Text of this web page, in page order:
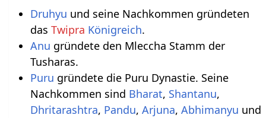
Druhyu und seine Nachkommen gründeten
das Twipra Königreich.
Anu gründete den Mleccha Stamm der
Tusharas.
Puru gründete die Puru Dynastie. Seine
Nachkommen sind Bharat, Shantanu,
Dhritarashtra, Pandu, Arjuna, Abhimanyu und